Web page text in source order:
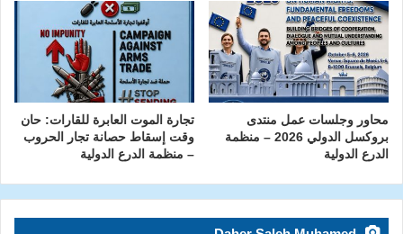
محاور وجلسات عمل منتدى
بروكسل الدولي 2026 – منظمة
الدرع الدولية
تجارة الموت العابرة للقارات: حان
وقت إسقاط حصانة تجار الحروب
– منظمة الدرع الدولية